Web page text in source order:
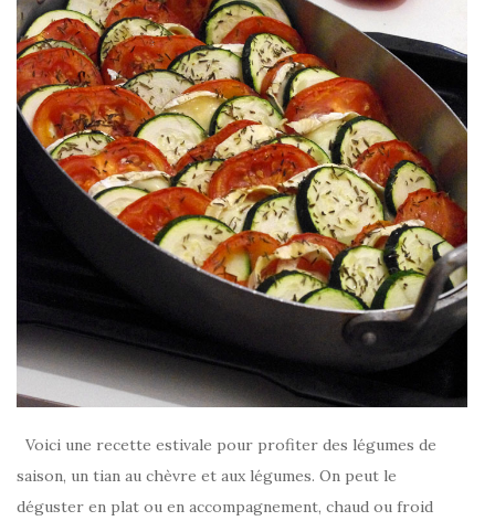
Voici une recette estivale pour profiter des légumes de
saison, un tian au chèvre et aux légumes. On peut le
déguster en plat ou en accompagnement, chaud ou froid